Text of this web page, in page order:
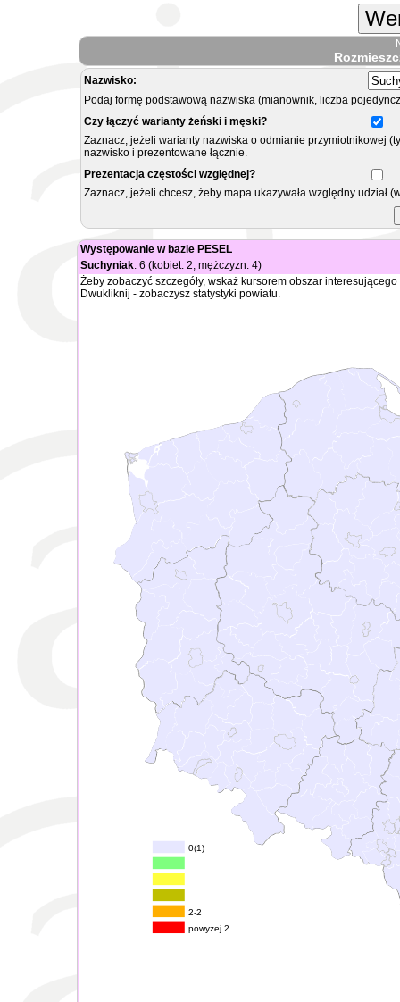
Nazwisko:
Podaj formę podstawową nazwiska (mianownik, liczba
Czy łączyć warianty żeński i męski?
Zaznacz, jeżeli warianty nazwiska o odmianie przymiotnikowej
nazwisko i prezentowane łącznie.
Prezentacja częstości względnej?
Zaznacz, jeżeli chcesz, żeby mapa ukazywała względny
Występowanie w bazie PESEL
Suchyniak: 6 (kobiet: 2, mężczyzn: 4)
Żeby zobaczyć szczegóły, wskaż kursorem obszar
Dwukliknij - zobaczysz statystyki powiatu.
0(1)
2-2
powyżej 2